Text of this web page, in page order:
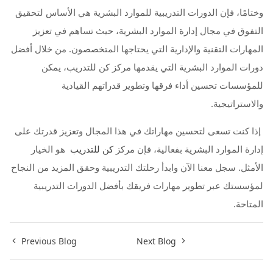
وختامًا، فإن الدورات التدريبية للموارد البشرية هي الأساس لتحقيق
التفوق في مجال إدارة الموارد البشرية، حيث تساهم في تعزيز
المهارات التقنية والإدارية التي يحتاجها المتخصصون. من خلال أفضل
دورات الموارد البشرية التي يقدمها مركز كن للتدريب، يمكن
للمؤسسات تحسين أداء فرقها وتطوير قدراتهم القيادية
والاستراتيجية.
إذا كنت تسعى لتحسين مهاراتك في هذا المجال وتعزيز قدرتك على
إدارة الموارد البشرية بفعالية، فإن مركز كن للتدريب هو الخيار
الأمثل. سجل معنا الآن وابدأ رحلتك التدريبية وحقق المزيد من النجاح
لمؤسستك عبر تطوير مهارات فريقك بأفضل الدورات التدريبية
المتاحة.
Previous Blog Next Blog